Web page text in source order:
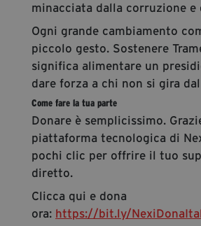
minacciata dalla corruzione e
Ogni grande cambiamento
piccolo gesto. Sostenere
significa alimentare un
dare forza a chi non si gira
Come fare la tua parte
Donare è semplicissimo.
piattaforma tecnologica di
pochi clic per offrire il tuo
diretto.
Clicca qui e dona
ora: https://bit.ly/